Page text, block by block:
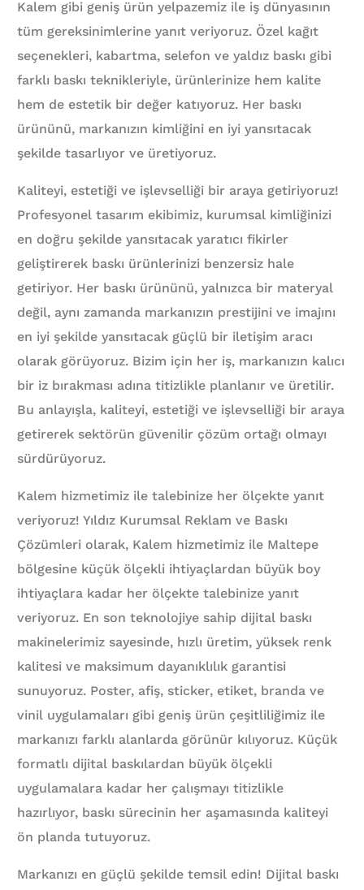
Kalem gibi geniş ürün yelpazemiz ile iş dünyasının
tüm gereksinimlerine yanıt veriyoruz. Özel kağıt
seçenekleri, kabartma, selefon ve yaldız baskı gibi
farklı baskı teknikleriyle, ürünlerinize hem kalite
hem de estetik bir değer katıyoruz. Her baskı
ürününü, markanızın kimliğini en iyi yansıtacak
şekilde tasarlıyor ve üretiyoruz.
Kaliteyi, estetiği ve işlevselliği bir araya getiriyoruz!
Profesyonel tasarım ekibimiz, kurumsal kimliğinizi
en doğru şekilde yansıtacak yaratıcı fikirler
geliştirerek baskı ürünlerinizi benzersiz hale
getiriyor. Her baskı ürününü, yalnızca bir materyal
değil, aynı zamanda markanızın prestijini ve imajını
en iyi şekilde yansıtacak güçlü bir iletişim aracı
olarak görüyoruz. Bizim için her iş, markanızın kalıcı
bir iz bırakması adına titizlikle planlanır ve üretilir.
Bu anlayışla, kaliteyi, estetiği ve işlevselliği bir araya
getirerek sektörün güvenilir çözüm ortağı olmayı
sürdürüyoruz.
Kalem hizmetimiz ile talebinize her ölçekte yanıt
veriyoruz! Yıldız Kurumsal Reklam ve Baskı
Çözümleri olarak, Kalem hizmetimiz ile Maltepe
bölgesine küçük ölçekli ihtiyaçlardan büyük boy
ihtiyaçlara kadar her ölçekte talebinize yanıt
veriyoruz. En son teknolojiye sahip dijital baskı
makinelerimiz sayesinde, hızlı üretim, yüksek renk
kalitesi ve maksimum dayanıklılık garantisi
sunuyoruz. Poster, afiş, sticker, etiket, branda ve
vinil uygulamaları gibi geniş ürün çeşitliliğimiz ile
markanızı farklı alanlarda görünür kılıyoruz. Küçük
formatlı dijital baskılardan büyük ölçekli
uygulamalara kadar her çalışmayı titizlikle
hazırlıyor, baskı sürecinin her aşamasında kaliteyi
ön planda tutuyoruz.
Markanızı en güçlü şekilde temsil edin! Dijital baskı